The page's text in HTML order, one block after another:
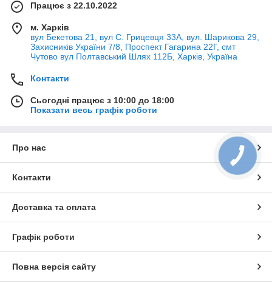
Працює з 22.10.2022
м. Харків
вул Бекетова 21, вул С. Грицевця 33А, вул. Шарикова 29,
Захисників України 7/8, Проспект Гагарина 22Г, смт
Чутово вул Полтавський Шлях 112Б, Харків, Україна
Контакти
Сьогодні працює з 10:00 до 18:00
Показати весь графік роботи
Про нас
Контакти
Доставка та оплата
Графік роботи
Повна версія сайту